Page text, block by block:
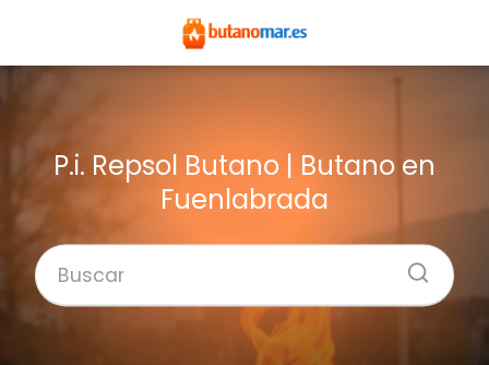
P.i. Repsol Butano | Butano en
Fuenlabrada